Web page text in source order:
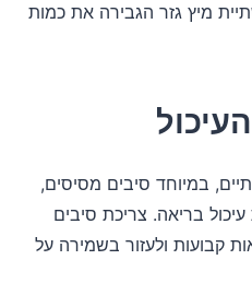
הראה כי שתיית מיץ גזר הגבירה את כמות
במיוחד סיבים מסיסים,
בריאה. צריכת סיבים
קבועות ולעזור בשמירה על